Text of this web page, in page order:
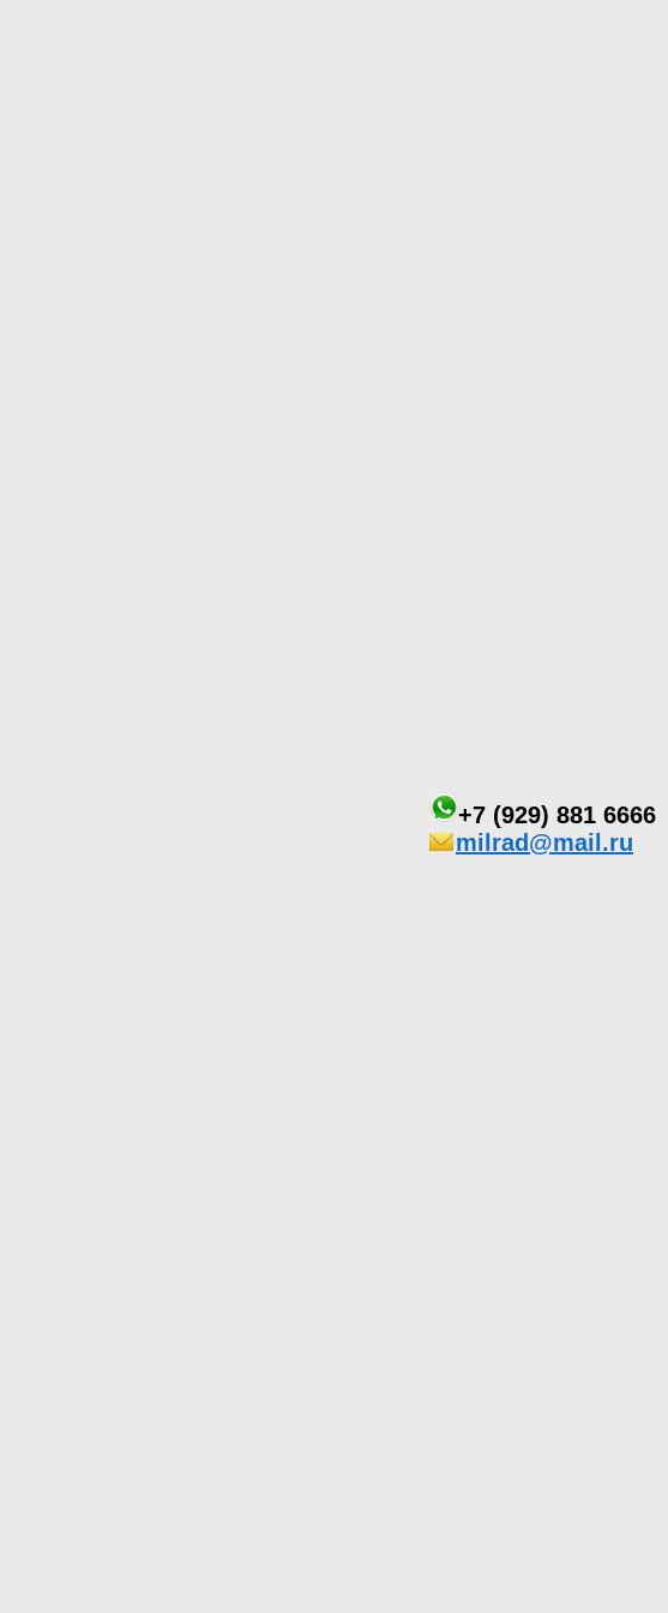
+7 (929) 881 6666
milrad@mail.ru